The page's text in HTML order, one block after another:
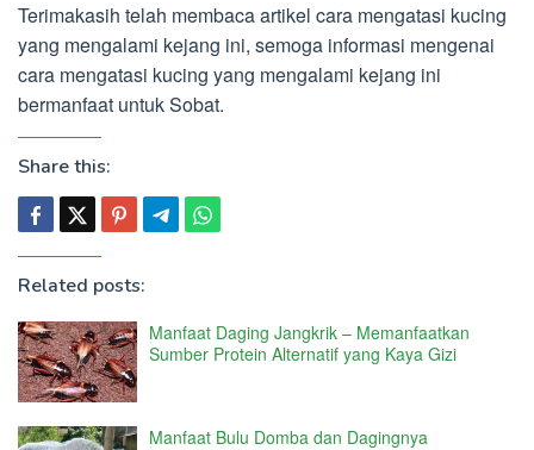
Terimakasih telah membaca artikel cara mengatasi kucing
yang mengalami kejang ini, semoga informasi mengenai
cara mengatasi kucing yang mengalami kejang ini
bermanfaat untuk Sobat.
Share this:
Related posts:
Manfaat Daging Jangkrik – Memanfaatkan
Sumber Protein Alternatif yang Kaya Gizi
Manfaat Bulu Domba dan Dagingnya